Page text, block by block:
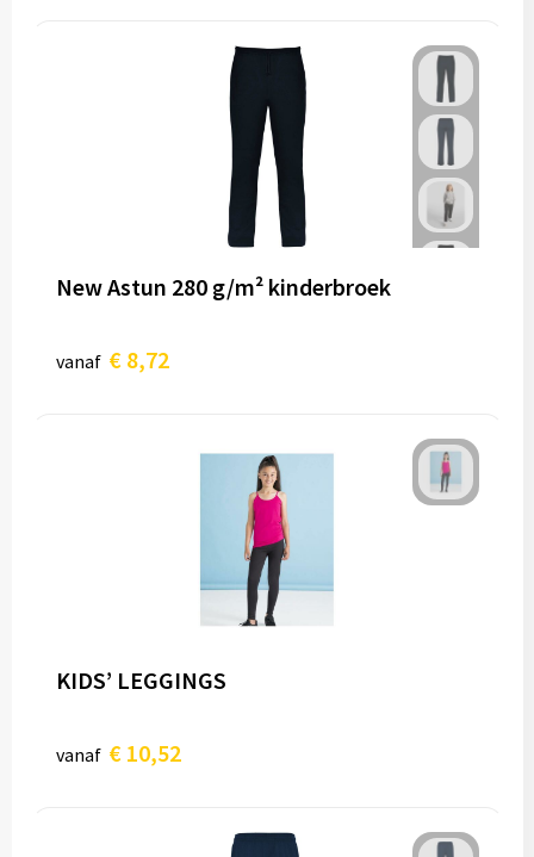
New Astun 280 g/m² kinderbroek
vanaf € 8,72
KIDS’ LEGGINGS
vanaf € 10,52